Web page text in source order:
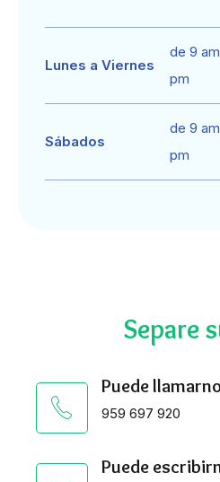
Lunes a Viernes
de 9
pm
Sábados
de 9
pm
Separe
Puede
959 697 920
Puede